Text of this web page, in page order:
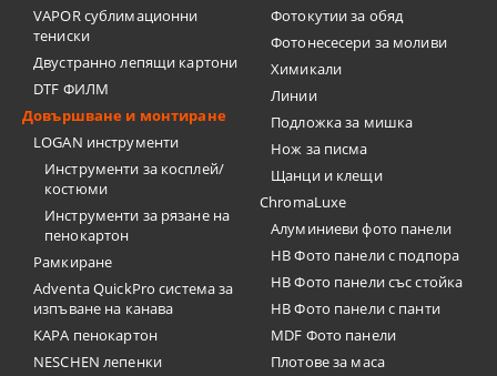
VAPOR сублимационни
тениски
Двустранно лепящи картони
DTF ФИЛМ
Довършване и монтиране
LOGAN инструменти
Инструменти за косплей/
костюми
Инструменти за рязане на
пенокартон
Рамкиране
Adventa QuickPro система за
изпъване на канава
KAPA пенокартон
NESCHEN лепенки
Фотокутии за обяд
Фотонесесери за моливи
Химикали
Линии
Подложка за мишка
Нож за писма
Щанци и клещи
ChromaLuxe
Алуминиеви фото панели
HB Фото панели с подпора
HB Фото панели със стойка
HB Фото панели с панти
MDF Фото панели
Плотове за маса